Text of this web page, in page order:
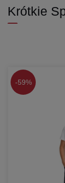
Krótkie
-59%